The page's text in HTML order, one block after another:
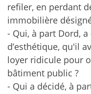
refiler, en perdant
immobilière
- Qui, à part Dord,
d’esthétique, qu'il
loyer ridicule pour
bâtiment public ?
- Qui a décidé, à